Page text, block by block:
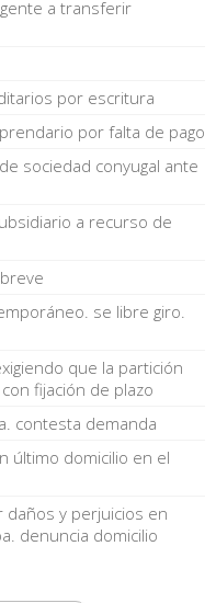
a transferir
por escritura
por falta de pago
sociedad conyugal ante
a recurso de
se libre giro.
que la partición
fijación de plazo
contesta demanda
último domicilio en el
y perjuicios en
denuncia domicilio